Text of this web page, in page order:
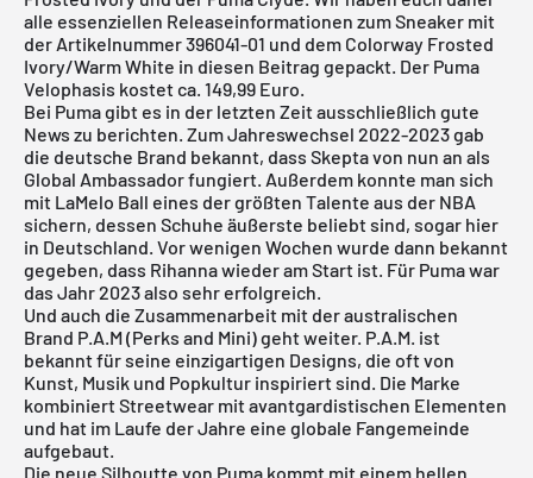
alle essenziellen Releaseinformationen zum Sneaker mit
der Artikelnummer 396041-01 und dem Colorway Frosted
Ivory/Warm White in diesen Beitrag gepackt. Der Puma
Velophasis kostet ca. 149,99 Euro.
Bei Pumagibt es in der letzten Zeit ausschließlich gute
News zu berichten. Zum Jahreswechsel 2022-2023 gab
die deutsche Brand bekannt, dass Skepta von nun an als
Global Ambassador fungiert. Außerdem konnte man sich
mit LaMelo Ball eines der größten Talente aus der NBA
sichern, dessen Schuhe äußerste beliebt sind, sogar hier
in Deutschland. Vor wenigen Wochen wurde dann bekannt
gegeben, dass Rihanna wieder am Start ist. Für Puma war
das Jahr 2023 also sehr erfolgreich.
Und auch die Zusammenarbeit mit der australischen
Brand P.A.M (Perks and Mini) geht weiter. P.A.M. ist
bekannt für seine einzigartigen Designs, die oft von
Kunst, Musik und Popkultur inspiriert sind. Die Marke
kombiniert Streetwear mit avantgardistischen Elementen
und hat im Laufe der Jahre eine globale Fangemeinde
aufgebaut.
Die neue Silhoutte von Puma kommt mit einem hellen